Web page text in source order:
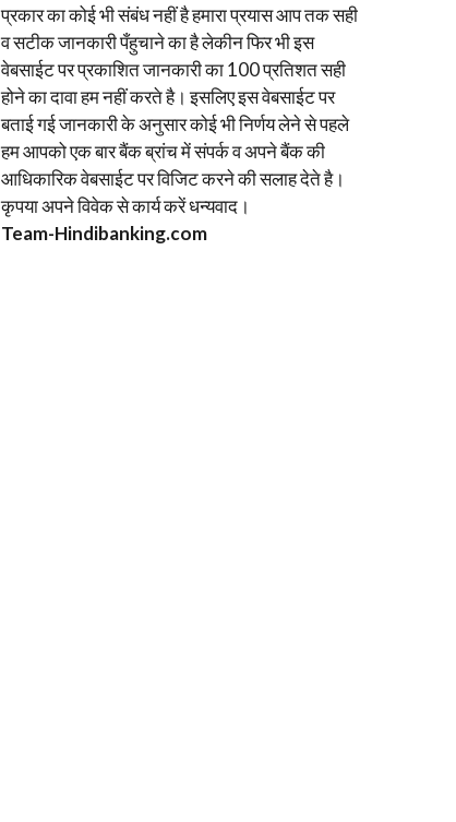
प्रकार का कोई भी संबंध नहीं है हमारा प्रयास आप तक सही
व सटीक जानकारी पँहुचाने का है लेकीन फिर भी इस
वेबसाईट पर प्रकाशित जानकारी का 100 प्रतिशत सही
होने का दावा हम नहीं करते है। इसलिए इस वेबसाईट पर
बताई गई जानकारी के अनुसार कोई भी निर्णय लेने से पहले
हम आपको एक बार बैंक ब्रांच में संपर्क व अपने बैंक की
आधिकारिक वेबसाईट पर विजिट करने की सलाह देते है।
कृपया अपने विवेक से कार्य करें धन्यवाद।
Team-Hindibanking.com